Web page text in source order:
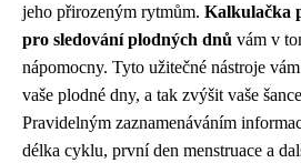
jeho přirozeným rytmům. Kalkulačka
pro sledování plodných dnů vám v
nápomocny. Tyto užitečné nástroje
vaše plodné dny, a tak zvýšit vaše
Pravidelným zaznamenáváním
délka cyklu, první den menstruace a